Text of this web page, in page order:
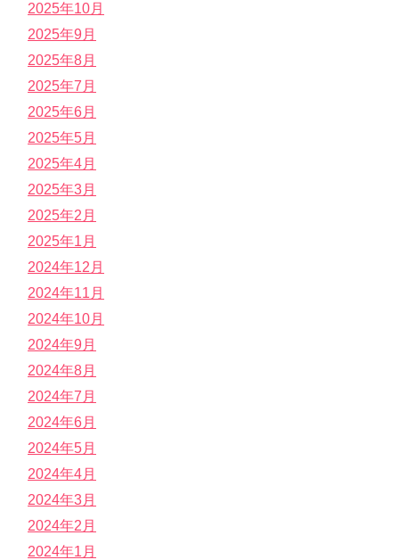
2025年10月
2025年9月
2025年8月
2025年7月
2025年6月
2025年5月
2025年4月
2025年3月
2025年2月
2025年1月
2024年12月
2024年11月
2024年10月
2024年9月
2024年8月
2024年7月
2024年6月
2024年5月
2024年4月
2024年3月
2024年2月
2024年1月